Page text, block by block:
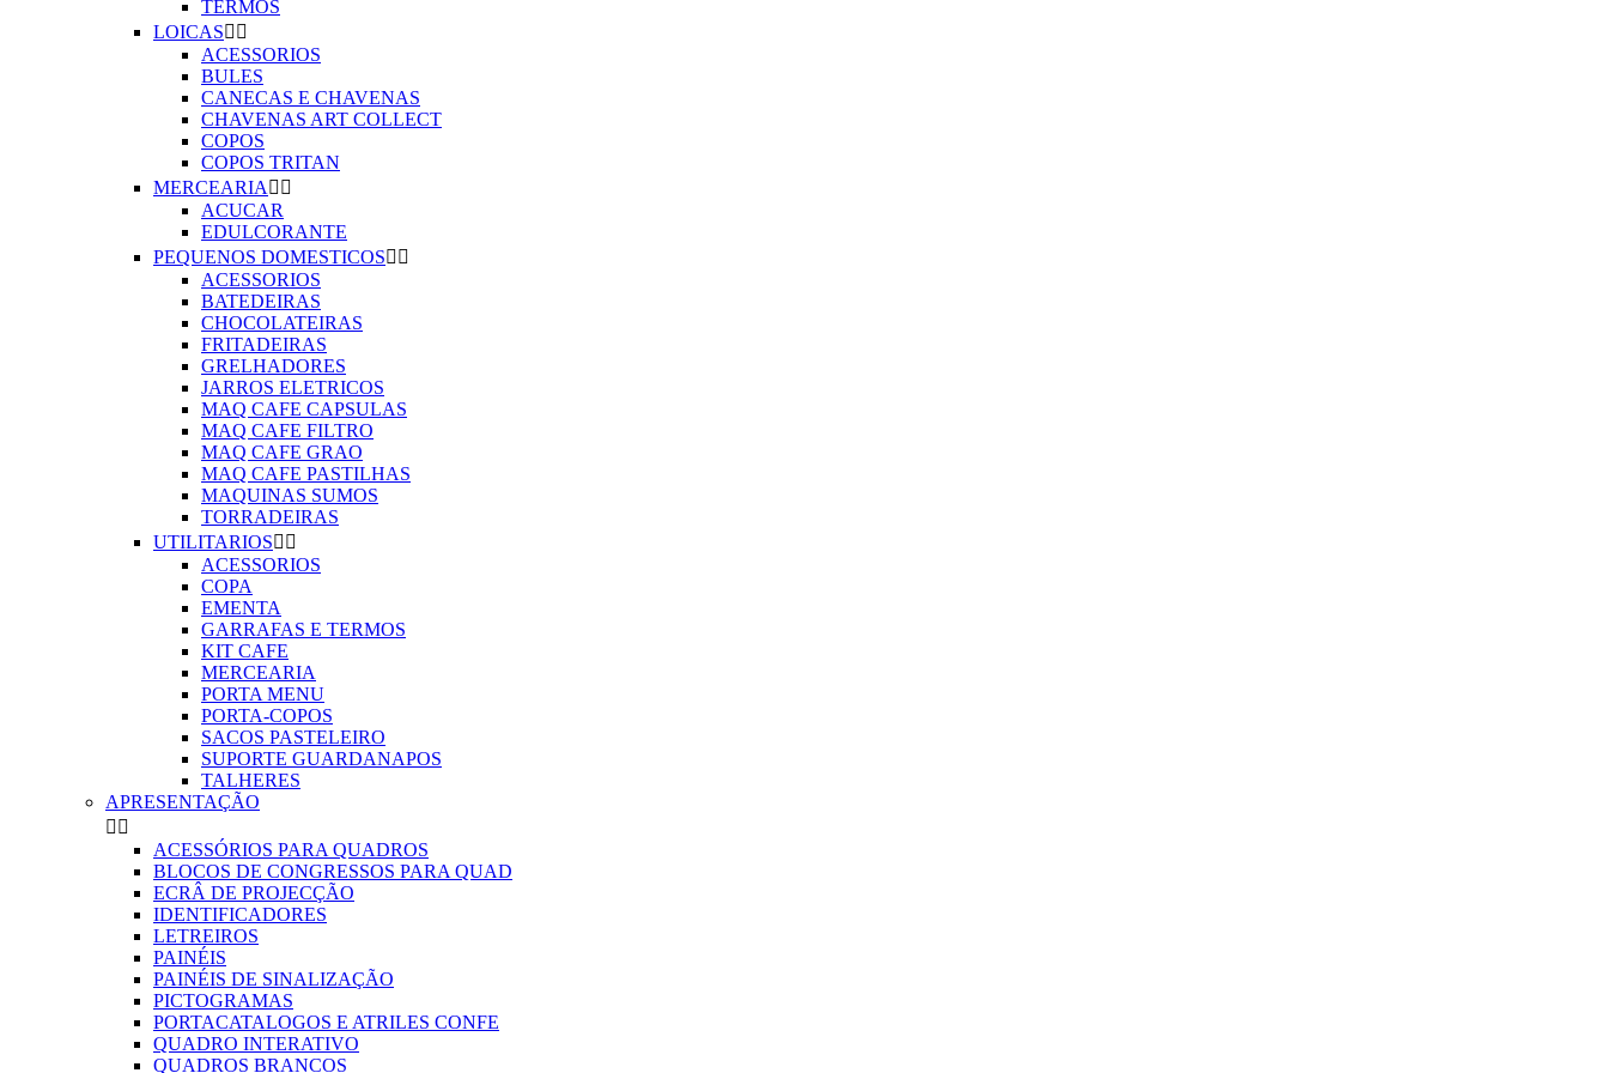
TERMOS
LOICAS 
ACESSORIOS
BULES
CANECAS E CHAVENAS
CHAVENAS ART COLLECT
COPOS
COPOS TRITAN
MERCEARIA  
ACUCAR
EDULCORANTE
PEQUENOS DOMESTICOS 
ACESSORIOS
BATEDEIRAS
CHOCOLATEIRAS
FRITADEIRAS
GRELHADORES
JARROS ELETRICOS
MAQ CAFE CAPSULAS
MAQ CAFE FILTRO
MAQ CAFE GRAO
MAQ CAFE PASTILHAS
MAQUINAS SUMOS
TORRADEIRAS
UTILITARIOS 
ACESSORIOS
COPA
EMENTA
GARRAFAS E TERMOS
KIT CAFE
MERCEARIA
PORTA MENU
PORTA-COPOS
SACOS PASTELEIRO
SUPORTE GUARDANAPOS
TALHERES
APRESENTAÇÃO
 
ACESSÓRIOS PARA QUADROS
BLOCOS DE CONGRESSOS PARA QUAD
ECRÂ DE PROJECÇÃO
IDENTIFICADORES
LETREIROS
PAINÉIS
PAINÉIS DE SINALIZAÇÃO
PICTOGRAMAS
PORTACATALOGOS E ATRILES CONFE
QUADRO INTERATIVO
QUADROS BRANCOS